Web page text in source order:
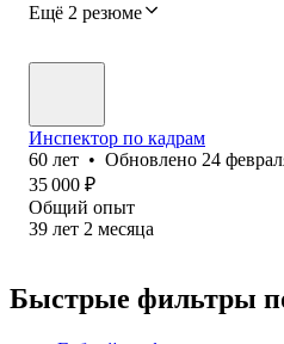
Ещё 2 резюме
Инспектор по кадрам
60 лет • Обновлено 24
35 000 ₽
Общий опыт
39 лет 2 месяца
Быстрые фильтры